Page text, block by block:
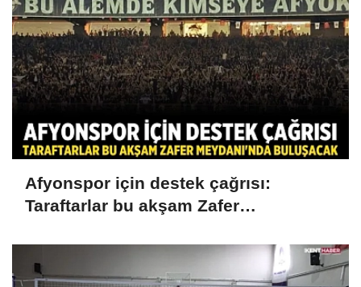
Afyonspor için destek çağrısı:
Taraftarlar bu akşam Zafer